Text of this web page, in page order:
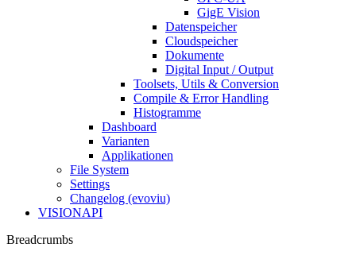
GigE Vision
Datenspeicher
Cloudspeicher
Dokumente
Digital Input / Output
Toolsets, Utils & Conversion
Compile & Error Handling
Histogramme
Dashboard
Varianten
Applikationen
File System
Settings
Changelog (evoviu)
VISIONAPI
Breadcrumbs